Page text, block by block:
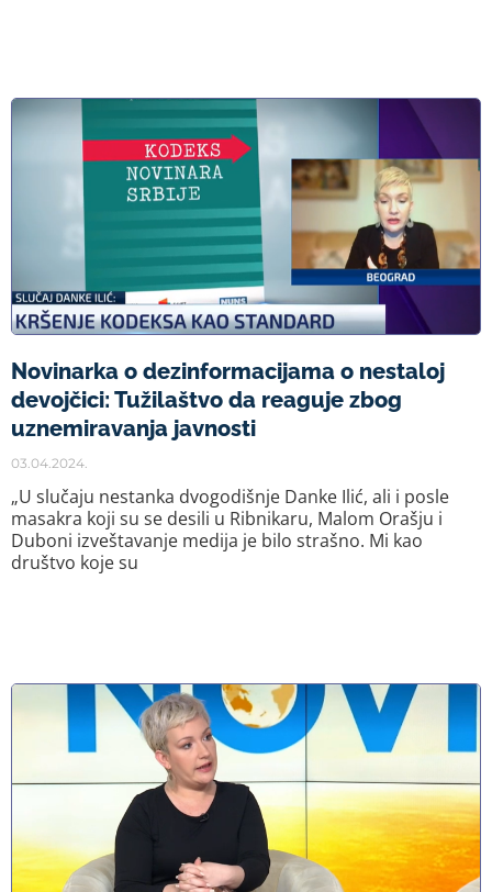
Novinarka o dezinformacijama o nestaloj
devojčici: Tužilaštvo da reaguje zbog
uznemiravanja javnosti
03.04.2024.
„U slučaju nestanka dvogodišnje Danke Ilić, ali i posle
masakra koji su se desili u Ribnikaru, Malom Orašju i
Duboni izveštavanje medija je bilo strašno. Mi kao
društvo koje su